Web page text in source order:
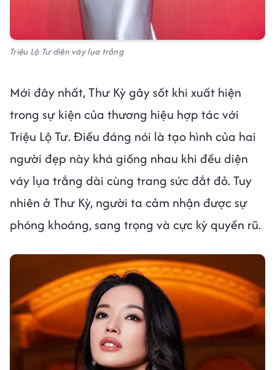
Triệu Lộ Tư diện váy lụa trắng
Mới đây nhất, Thư Kỳ gây sốt khi xuất hiện
trong sự kiện của thương hiệu hợp tác với
Triệu Lộ Tư. Điều đáng nói là tạo hình của hai
người đẹp này khá giống nhau khi đều diện
váy lụa trắng dài cùng trang sức đắt đỏ. Tuy
nhiên ở Thư Kỳ, người ta cảm nhận được sự
phóng khoáng, sang trọng và cực kỳ quyến rũ.